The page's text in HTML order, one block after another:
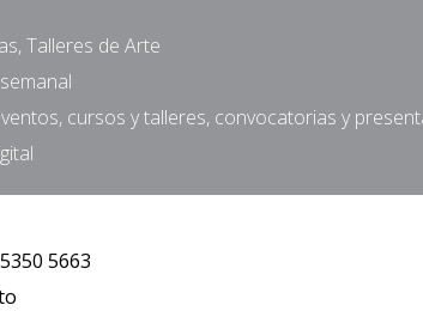
Talleres de Arte
cursos y talleres, convocatorias y
5663